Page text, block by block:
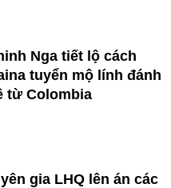
Nga tiết lộ cách
tuyển mộ lính đánh
từ Colombia
gia LHQ lên án các